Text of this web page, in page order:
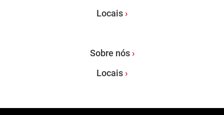
Locais
Sobre nós
Locais